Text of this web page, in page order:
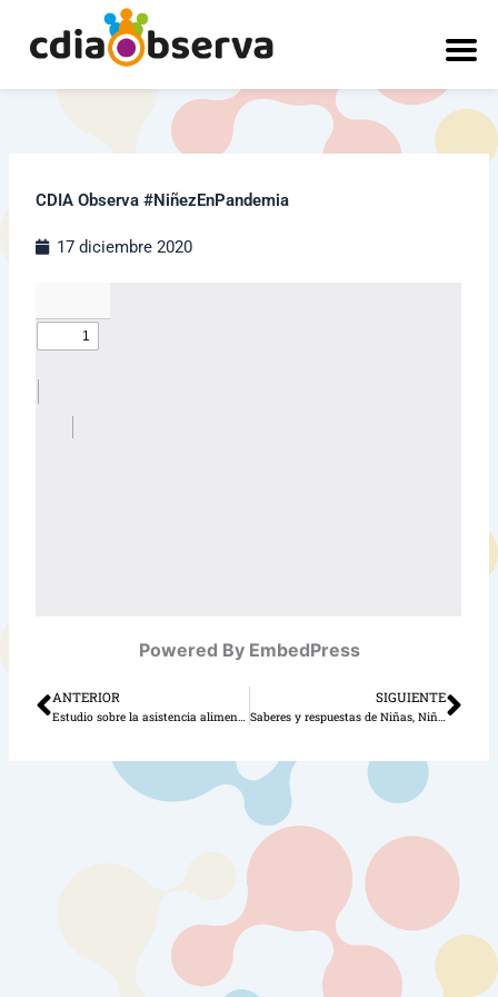
contenido
CDIA Observa #NiñezEnPandemia
17 diciembre 2020
Powered By EmbedPress
Ant
ANTERIOR
Estudio sobre la asistencia alimenticia
SIGUIENTE
Saberes y respuestas de Niñas, Niños y Adolescentes sobre “esto” que está pasando en tiempos de coronavirus